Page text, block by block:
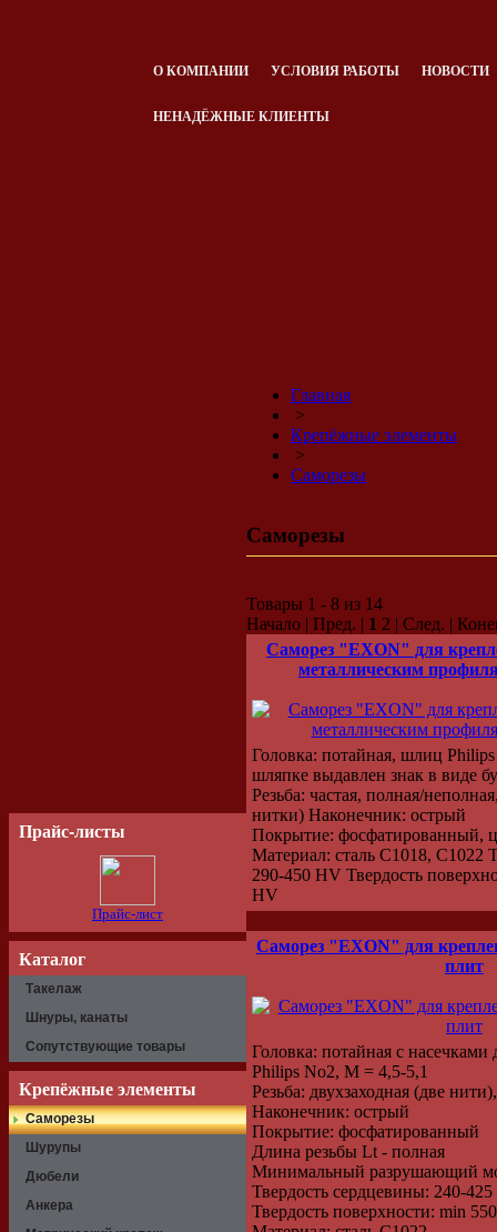
О КОМПАНИИ УСЛОВИЯ РАБОТЫ НОВОСТИ
НЕНАДЁЖНЫЕ КЛИЕНТЫ
Прайс-листы
Прайс-лист
Каталог
Такелаж
Шнуры, канаты
Сопутствующие товары
Крепёжные элементы
Саморезы
Шурупы
Дюбели
Анкера
Главная
>
Крепёжные элементы
>
Саморезы
Саморезы
Товары 1 - 8 из 14
Начало | Пред. | 1 2 | След. |
Саморез "EXON" для
металлическим
Головка: потайная, шлиц
шляпке выдавлен знак в виде
Резьба: частая, полная/
нитки) Наконечник: острый
Покрытие: фосфатированный,
Материал: сталь C1018, C1022
290-450 HV Твердость
HV
Саморез "EXON" для
плит
Головка: потайная с насечками
Philips No2, M = 4,5-5,1
Резьба: двухзаходная (две
Наконечник: острый
Покрытие: фосфатированный
Длина резьбы Lt - полная
Минимальный разрушающий
Твердость сердцевины: 240-
Твердость поверхности: min